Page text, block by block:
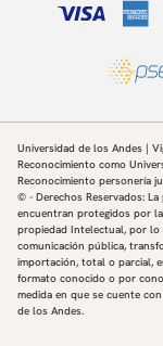
Universidad de los Andes |
Reconocimiento como
Reconocimiento personería
© - Derechos Reservados:
encuentran protegidos por
propiedad Intelectual, por
comunicación pública,
importación, total o parcial,
formato conocido o por
medida en que se cuente
de los Andes.